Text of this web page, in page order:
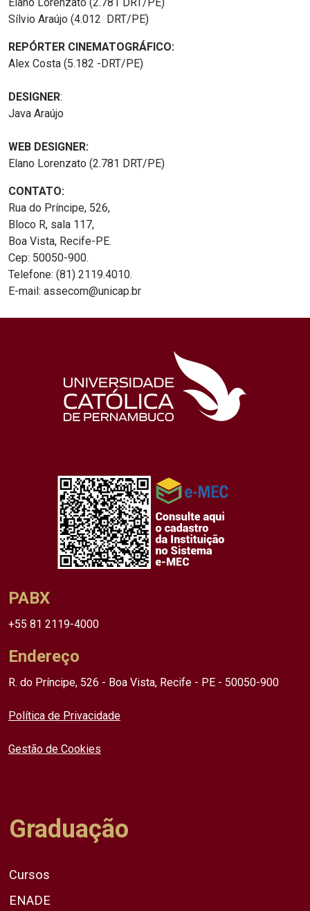
Elano Lorenzato (2.781 DRT/PE)
Sílvio Araújo (4.012 DRT/PE)
REPÓRTER CINEMATOGRÁFICO:
Alex Costa (5.182 -DRT/PE)
DESIGNER:
Java Araújo
WEB DESIGNER:
Elano Lorenzato (2.781 DRT/PE)
CONTATO:
Rua do Príncipe, 526,
Bloco R, sala 117,
Boa Vista, Recife-PE.
Cep: 50050-900.
Telefone: (81) 2119.4010.
E-mail: assecom@unicap.br
PABX
+55 81 2119-4000
Endereço
R. do Príncipe, 526 - Boa Vista, Recife - PE - 50050-900
Política de Privacidade
Gestão de Cookies
Graduação
Cursos
ENADE